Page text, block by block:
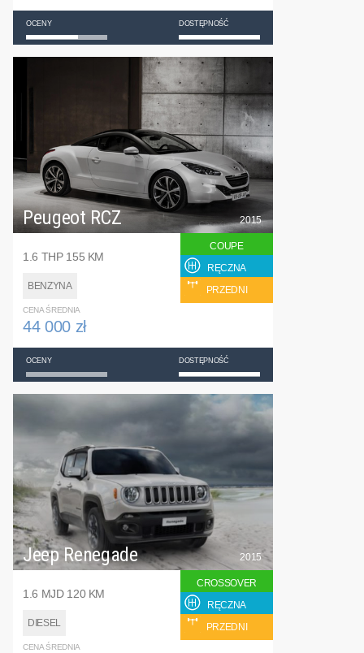
OCENY DOSTĘPNOŚĆ
Peugeot RCZ
1.6 THP 155 KM
BENZYNA
2015
COUPE
RĘCZNA
PRZEDNI
CENA ŚREDNIA
44 000 zł
OCENY DOSTĘPNOŚĆ
Jeep Renegade
1.6 MJD 120 KM
DIESEL
2015
CROSSOVER
RĘCZNA
PRZEDNI
CENA ŚREDNIA